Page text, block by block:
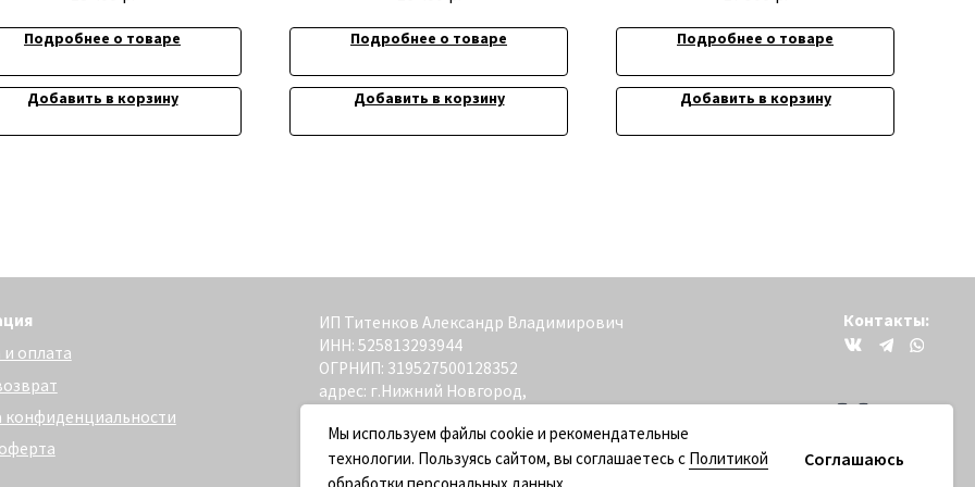
Мы используем файлы cookie и рекомендательные
технологии. Пользуясь сайтом, вы соглашаетесь с Политикой
Соглашаюсь
Подробнее о товаре
Добавить в корзину
Подробнее о товаре
Добавить в корзину
Подробнее о товаре
Добавить в корзину
ИП Титенков Александр Владимирович